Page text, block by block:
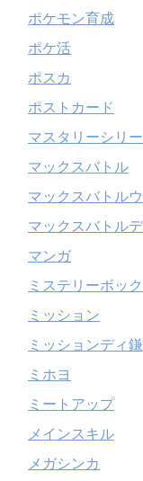
ポケモン育成
ポケ活
ポスカ
ポストカード
マスタリーシリ
マックスバトル
マックスバトル
マックスバトル
マンガ
ミステリーボッ
ミッション
ミッションディ
ミホヨ
ミートアップ
メインスキル
メガシンカ